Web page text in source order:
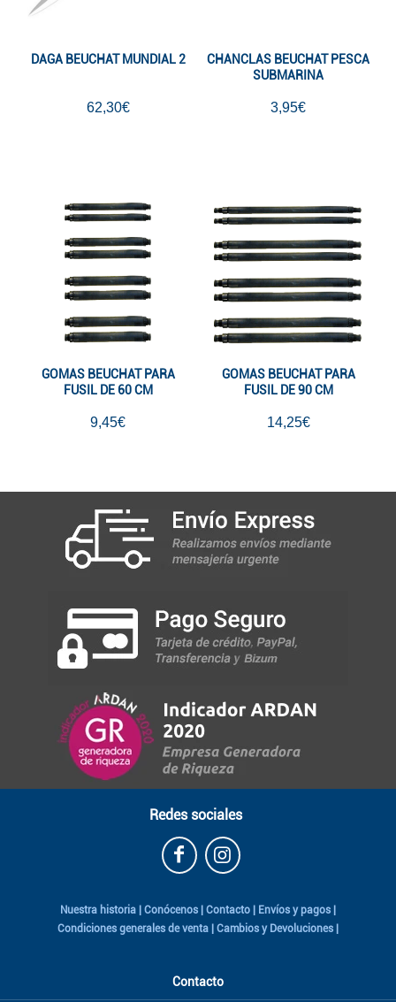
DAGA BEUCHAT MUNDIAL 2
62,30€
CHANCLAS BEUCHAT PESCA
SUBMARINA
3,95€
GOMAS BEUCHAT PARA
FUSIL DE 60 CM
9,45€
GOMAS BEUCHAT PARA
FUSIL DE 90 CM
14,25€
Redes sociales
Nuestra historia | Conócenos | Contacto | Envíos y pagos |
Condiciones generales de venta | Cambios y Devoluciones |
Contacto